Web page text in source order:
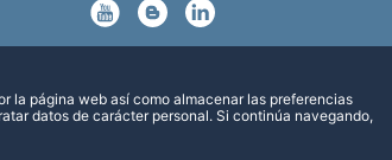
Linkedin
la página web así como almacenar las preferencias
datos de carácter personal. Si continúa navegando,